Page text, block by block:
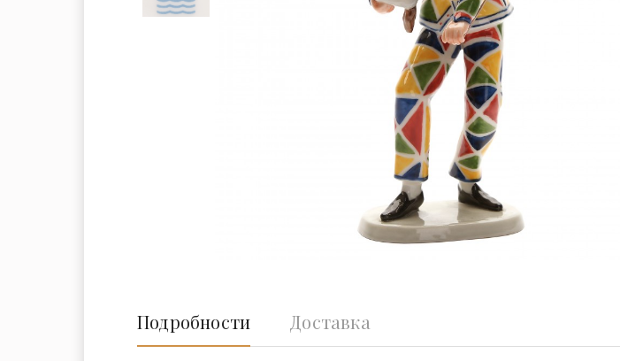
Подробности Доставка